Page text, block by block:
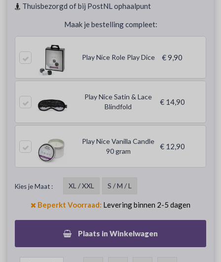
Thuisbezorgd of bij PostNL ophaalpunt
Maak je bestelling compleet:
Play Nice Role Play Dice € 9,90
Play Nice Satin & Lace
Blindfold
€ 14,90
Play Nice Vanilla Candle
90 gram
€ 12,90
Kies je Maat : XL / XXL S / M / L
Beperkt Voorraad: Levering binnen 2-5 dagen
Plaats in Winkelwagen